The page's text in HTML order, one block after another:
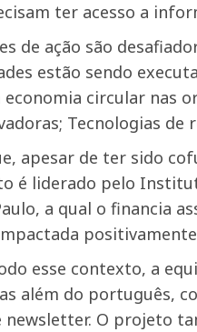
ter acesso a
de ação são
estão sendo
economia circular nas
Tecnologias de
apesar de ter sido
é liderado pelo
a qual o financia
esse contexto, a
além do português,
newsletter. O projeto